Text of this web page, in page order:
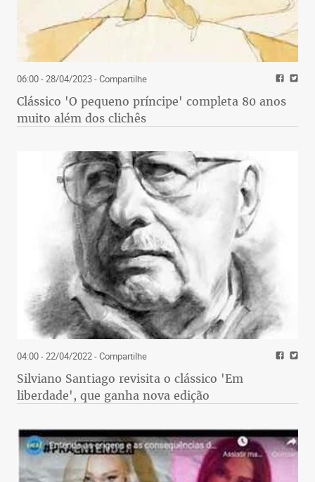
06:00 - 28/04/2023- Compartilhe
Clássico 'O pequeno príncipe' completa 80 anos
muito além dos clichês
04:00 - 22/04/2022- Compartilhe
Silviano Santiago revisita o clássico 'Em
liberdade', que ganha nova edição